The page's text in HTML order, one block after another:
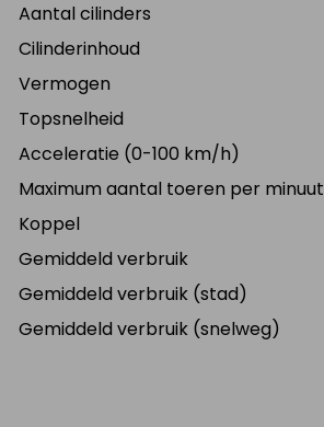
Aantal cilinders
Cilinderinhoud
Vermogen
Topsnelheid
Acceleratie (0-100 km/h)
Maximum aantal toeren per minuut
Koppel
Gemiddeld verbruik
Gemiddeld verbruik (stad)
Gemiddeld verbruik (snelweg)